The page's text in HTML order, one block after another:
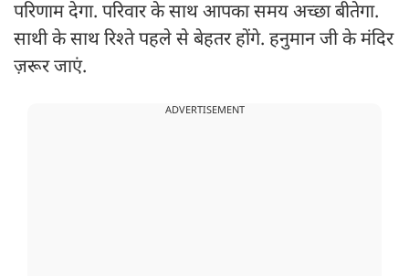
परिणाम देगा. परिवार के साथ आपका समय अच्छा बीतेगा.
साथी के साथ रिश्ते पहले से बेहतर होंगे. हनुमान जी के मंदिर
ज़रूर जाएं.
ADVERTISEMENT